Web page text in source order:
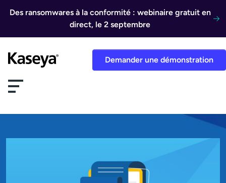
Des ransomwares à la conformité : webinaire gratuit en
direct, le 2 septembre
Demander une démonstration